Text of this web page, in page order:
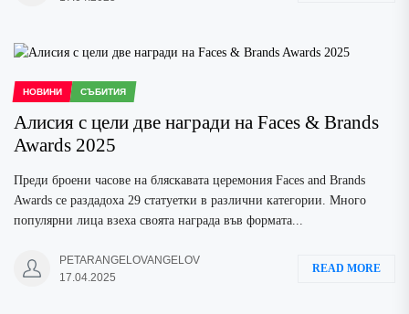
НОВИНИ СЪБИТИЯ
Алисия с цели две награди на Faces & Brands
Awards 2025
Преди броени часове на бляскавата церемония Faces and Brands
Awards се раздадоха 29 статуетки в различни категории. Много
популярни лица взеха своята награда във формата...
PETARANGELOVANGELOV
17.04.2025
READ MORE